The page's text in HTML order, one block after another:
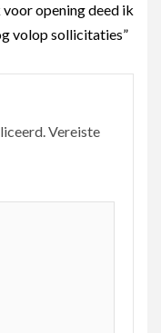
voor opening deed ik
volop sollicitaties”
Vereiste